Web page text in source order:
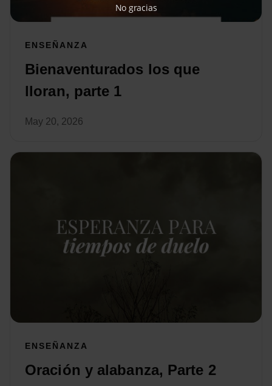
ENSEÑANZA
Bienaventurados los que
lloran, parte 1
May 20, 2026
ENSEÑANZA
Oración y alabanza, Parte 2
No gracias